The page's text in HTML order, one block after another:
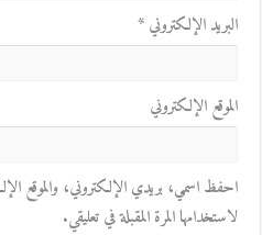
البريد الإلكتروني*
الموقع الإلكتروني
احفظ اسمي، بريدي الإلكتروني، والموقع
لاستخدامها المرة المقبلة في تعليقي.